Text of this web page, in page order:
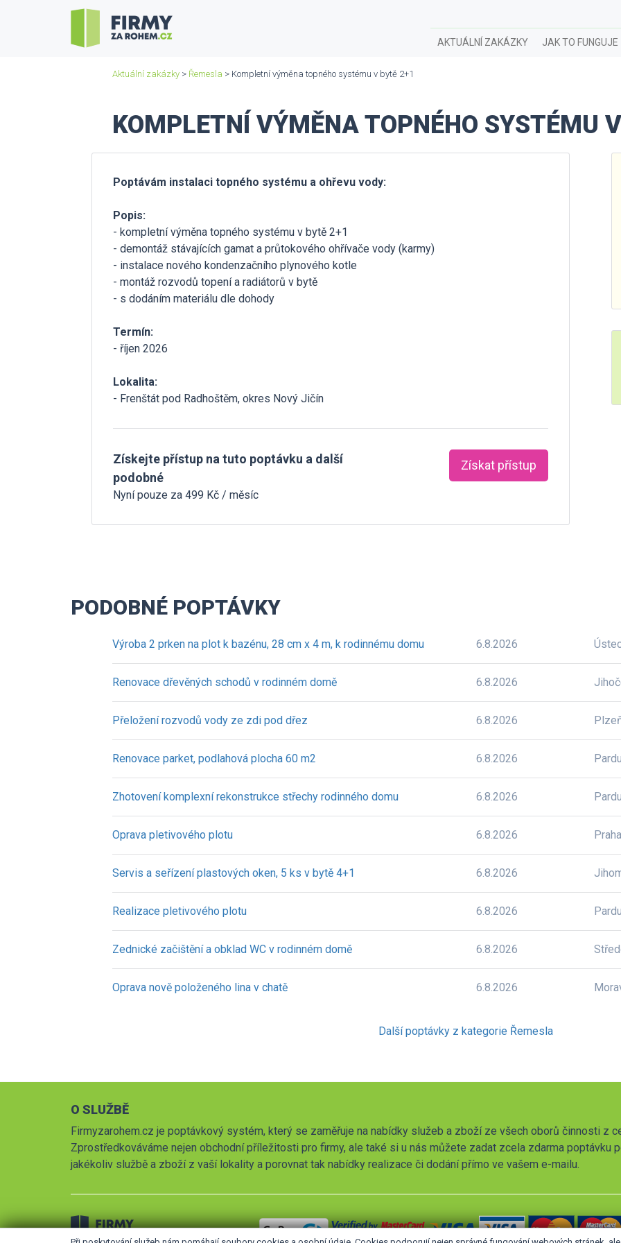
AKTUÁLNÍ ZAKÁZKY JAK TO FUNGUJE
Aktuální zakázky > Řemesla > Kompletní výměna topného systému v bytě 2+1
KOMPLETNÍ VÝMĚNA TOPNÉHO SYSTÉMU
Poptávám instalaci topného systému a ohřevu vody:
Popis:
- kompletní výměna topného systému v bytě 2+1
- demontáž stávajících gamat a průtokového ohřívače vody (karmy)
- instalace nového kondenzačního plynového kotle
- montáž rozvodů topení a radiátorů v bytě
- s dodáním materiálu dle dohody
Termín:
- říjen 2026
Lokalita:
- Frenštát pod Radhoštěm, okres Nový Jičín
Získejte přístup na tuto poptávku a další
podobné
Nyní pouze za 499 Kč / měsíc
Získat přístup
PODOBNÉ POPTÁVKY
Výroba 2 prken na plot k bazénu, 28 cm x 4 m, k rodinnému domu 6.8.2026
Renovace dřevěných schodů v rodinném domě 6.8.2026
Přeložení rozvodů vody ze zdi pod dřez 6.8.2026
Renovace parket, podlahová plocha 60 m2 6.8.2026
Zhotovení komplexní rekonstrukce střechy rodinného domu 6.8.2026
Oprava pletivového plotu 6.8.2026 Praha
Servis a seřízení plastových oken, 5 ks v bytě 4+1 6.8.2026
Realizace pletivového plotu 6.8.2026
Zednické začištění a obklad WC v rodinném domě 6.8.2026
Oprava nově položeného lina v chatě 6.8.2026
Další poptávky z kategorie Řemesla
O SLUŽBĚ
Firmyzarohem.cz je poptávkový systém, který se zaměřuje na nabídky služeb a zboží ze všech oborů činnosti z
Zprostředkováváme nejen obchodní příležitosti pro firmy, ale také si u nás můžete zadat zcela zdarma poptávku
jakékoliv službě a zboží z vaší lokality a porovnat tak nabídky realizace či dodání přímo ve vašem e-mailu.